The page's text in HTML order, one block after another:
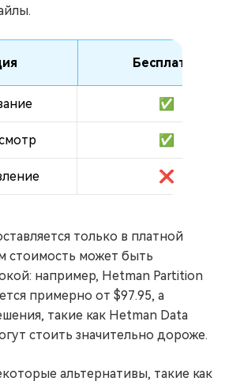
Бесплатно
✅
✅
❌
только в платной
стоимость может быть
например, Hetman Partition
примерно от $97.95, а
такие как Hetman Data
стоить значительно дороже.
альтернативы, такие как